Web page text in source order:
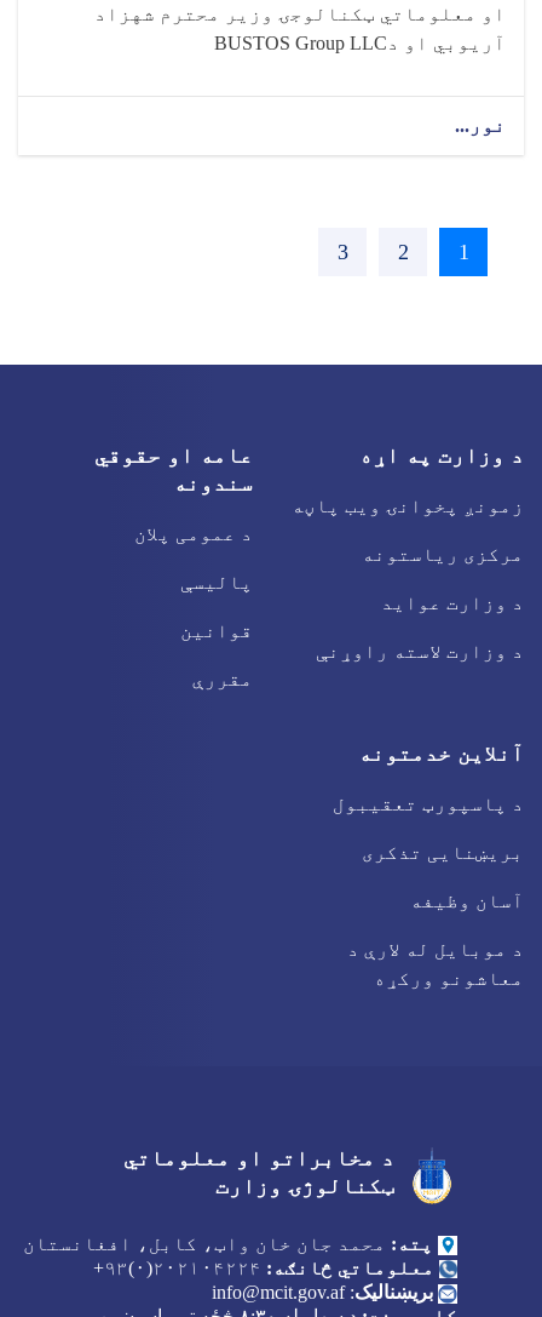
او معلوماتي ټکنالوجۍ وزیر محترم شهزاد
آريوبي او د BUSTOS Group LLC
نور...
اوسنی
1 پاڼه
2 پاڼه
3
د وزارت په اړه
زمونږ پخوانۍ ویب پاڼه
مرکزی ریاستونه
د وزارت عواید
د وزارت لاسته راوړنې
عامه او حقوقي
سندونه
د عمومی پلان
پالیسې
قوانین
مقررې
آنلاین خدمتونه
د پاسپورټ تعقیبول
بریښنایی تذکری
آسان وظیفه
د موبایل له لارې د
معاشونو ورکړه
د مخابراتو او معلوماتي
ټکنالوژۍ وزارت
پته: محمد جان خان واټ، کابل، افغانستان
معلوماتي څانګه:
بریښنالیک:
info@mcit.gov.af